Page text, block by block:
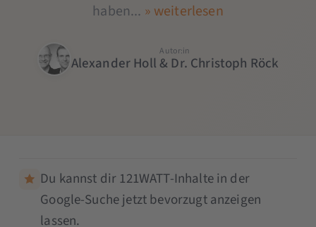
haben... » weiterlesen
Autor:in
Alexander Holl & Dr. Christoph Röck
Du kannst dir 121WATT-Inhalte in der
Google-Suche jetzt bevorzugt anzeigen
lassen.